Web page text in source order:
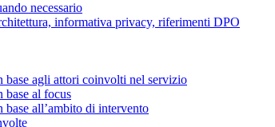
necessario
informativa privacy, riferimenti DPO
agli attori coinvolti nel servizio
base al focus
all’ambito di intervento